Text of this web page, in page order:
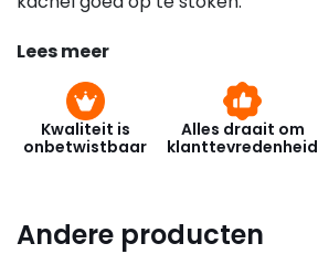
Lees meer
Kwaliteit is
onbetwistbaar
Alles draait om
klanttevredenheid
Andere producten